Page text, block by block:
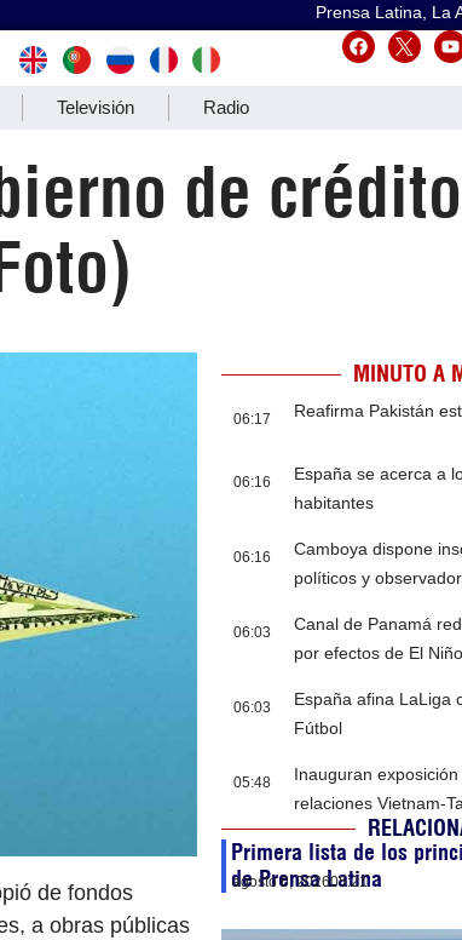
Prensa Latina, La
Televisión Radio
de
de fondos
a obras públicas
MINUTO A
06:17 Reafirma Pakistán
06:16
España se acerca a
habitantes
06:16
Camboya dispone
políticos y
06:03
Canal de Panamá
por efectos de El Niño
06:03
España afina LaLiga
Fútbol
05:48
Inauguran
relaciones Vietnam-
Primera lista de los
de Prensa Latina
agosto 6, 202605:21